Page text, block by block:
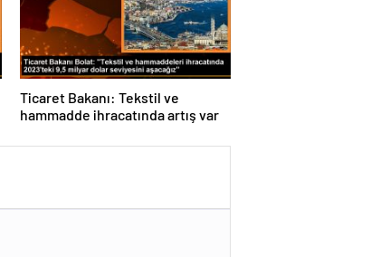
Ticaret Bakanı: Tekstil ve
hammadde ihracatında artış var